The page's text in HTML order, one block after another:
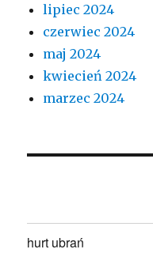
lipiec 2024
czerwiec 2024
maj 2024
kwiecień 2024
marzec 2024
hurt ubrań